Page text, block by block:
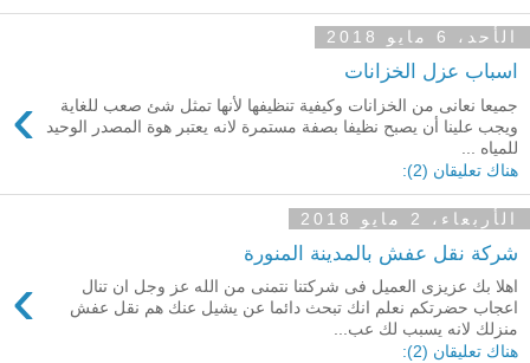
الأحد، 6 مايو 2018
اسباب عزل الخزانات
›
جميعا نعانى من الخزانات وكيفية تنظيفها لأنها تمثل شئ صعب للغاية
ويجب علينا أن يصبح نظيفا بصفة مستمرة لانه يعتبر هوة المصدر الوحيد
للمياه ...
هناك تعليقان (2):
الأربعاء، 2 مايو 2018
شركة نقل عفش بالمدينة المنورة
›
اهلا بك عزيزى العميل فى شركتنا نتمنى من الله عز وجل ان تنال
اعجاب حضرتكم نعلم انك تبحث دائما عن يشيل عنك هم نقل عفش
منزلك لانه يسبب لك عب...
هناك تعليقان (2):